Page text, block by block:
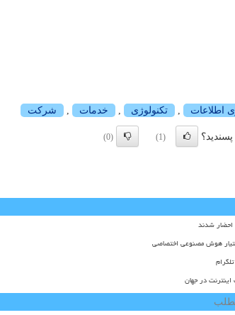
اطلاعات , تكنولوژی , خدمات , شركت
(1)
(0)
احضار شدند
هوش مصنوعی اختصاصی